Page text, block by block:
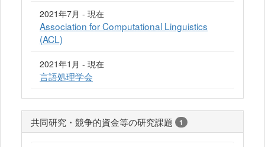
2021年7月 - 現在
Association for Computational Linguistics
(ACL)
2021年1月 - 現在
言語処理学会
共同研究・競争的資金等の研究課題 1